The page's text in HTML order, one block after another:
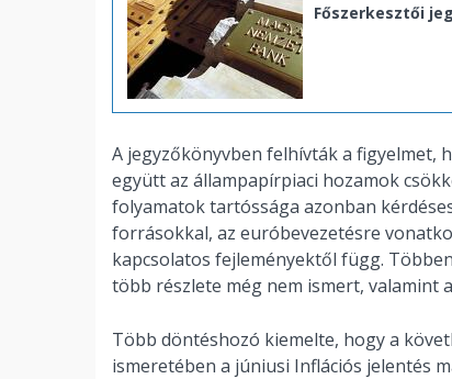
Főszerkesztői
A jegyzőkönyvben felhívták a figyelmet,
együtt az állampapírpiaci hozamok
folyamatok tartóssága azonban
forrásokkal, az euróbevezetésre
kapcsolatos fejleményektől függ.
több részlete még nem ismert, valamint
Több döntéshozó kiemelte, hogy a
ismeretében a júniusi Inflációs jelentés